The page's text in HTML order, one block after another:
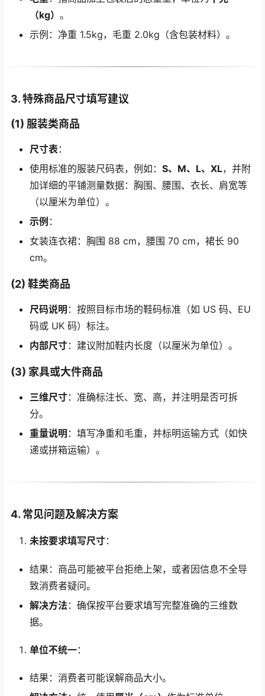
（kg） 。
示例：净重 1.5kg，毛重 2.0kg（含包装材料）。
3. 特殊商品尺寸填写建议
(1) 服装类商品
尺寸表 ：
使用标准的服装尺码表，例如： S、M、L、XL，并附
加详细的平铺测量数据：胸围、腰围、衣长、肩宽等
（以厘米为单位）。
示例 ：
女装连衣裙：胸围 88 cm，腰围 70 cm，裙长 90
cm。
(2) 鞋类商品
尺码说明 ：按照目标市场的鞋码标准（如 US 码、EU
码或 UK 码）标注。
内部尺寸：建议附加鞋内长度（以厘米为单位）。
(3) 家具或大件商品
三维尺寸：准确标注长、宽、高，并注明是否可拆
分。
重量说明 ：填写净重和毛重，并标明运输方式（如快
递或拼箱运输）。
4. 常见问题及解决方案
未按要求填写尺寸：
结果：商品可能被平台拒绝上架，或者因信息不全导
致消费者疑问。
解决方法 ：确保按平台要求填写完整准确的三维数
据。
单位不统一：
结果：消费者可能误解商品大小。